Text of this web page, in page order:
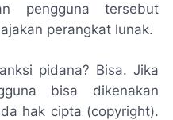
pengguna tersebut
perangkat lunak.
pidana? Bisa. Jika
bisa dikenakan
hak cipta (copyright).